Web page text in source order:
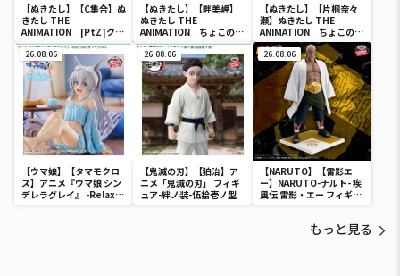
【ぬきたし】【C集合】ぬ
きたし THE
ANIMATION [PtZ]クッ
ションVol.2
【ぬきたし】【畔美岬】
ぬきたし THE
ANIMATION ちょこの
せ [PM]フィギュア“畔
美岬”
【ぬきたし】【片桐奈々
瀬】ぬきたし THE
ANIMATION ちょこの
せ [PM]フィギュア“片
桐奈々瀬”
26.08.06
【ウマ娘】【タマモクロ
ス】アニメ『ウマ娘 シン
デレラグレイ』 -Relax
time-タマモクロス
26.08.06
【鬼滅の刃】【狛治】ア
ニメ「鬼滅の刃」 フィギ
ュア-絆ノ装-伍拾壱ノ型
26.08.06
【NARUTO】【雷影エ
ー】NARUTO-ナルト- 疾
風伝 雷影・エー フィギュ
ア～五影集結…!!～
もっと見る